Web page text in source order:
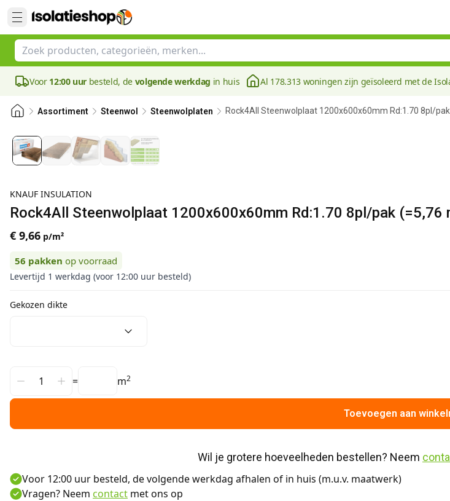
Voor 12:00 uur besteld, de volgende werkdag in huis Al 178.313 woningen zijn geïsoleerd met de
Assortiment Steenwol Steenwolplaten Rock4All Steenwolplaat 1200x600x60mm Rd:1.70 8pl/
KNAUF INSULATION
Rock4All Steenwolplaat 1200x600x60mm Rd:1.70 8pl/pak (=5,76
€ 9,66 p/m²
56 pakken op voorraad
Levertijd 1 werkdag (voor 12:00 uur besteld)
Gekozen dikte
= m2
Toevoegen aan
Wil je grotere hoeveelheden bestellen? Neem
Voor 12:00 uur besteld, de volgende werkdag afhalen of in huis (m.u.v. maatwerk)
Vragen? Neem contact met ons op